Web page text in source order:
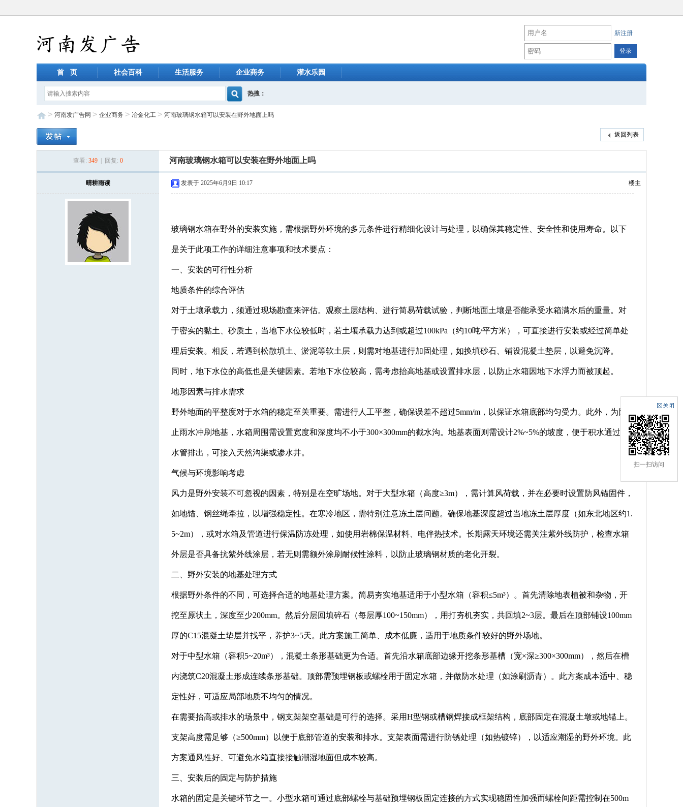
新注册
首 页 社会百科 生活服务 企业商务 灌水乐园
热搜：
> 河南发广告网 > 企业商务 > 冶金化工 > 河南玻璃钢水箱可以安装在野外地面上吗
返回列表
查看: 349| 回复: 0
晴耕雨读
河南玻璃钢水箱可以安装在野外地面上吗
楼主
发表于 2025年6月9日 10:17
玻璃钢水箱在野外的安装实施，需根据野外环境的多元条件进行精细化设计与处理，以确保其稳定性、安全性和使用寿命。以下
是关于此项工作的详细注意事项和技术要点：
一、安装的可行性分析
地质条件的综合评估
对于土壤承载力，须通过现场勘查来评估。观察土层结构、进行简易荷载试验，判断地面土壤是否能承受水箱满水后的重量。对
于密实的黏土、砂质土，当地下水位较低时，若土壤承载力达到或超过100kPa（约10吨/平方米），可直接进行安装或经过简单处
理后安装。相反，若遇到松散填土、淤泥等软土层，则需对地基进行加固处理，如换填砂石、铺设混凝土垫层，以避免沉降。
同时，地下水位的高低也是关键因素。若地下水位较高，需考虑抬高地基或设置排水层，以防止水箱因地下水浮力而被顶起。
地形因素与排水需求
野外地面的平整度对于水箱的稳定至关重要。需进行人工平整，确保误差不超过5mm/m，以保证水箱底部均匀受力。此外，为防
止雨水冲刷地基，水箱周围需设置宽度和深度均不小于300×300mm的截水沟。地基表面则需设计2%~5%的坡度，便于积水通过排
水管排出，可接入天然沟渠或渗水井。
气候与环境影响考虑
风力是野外安装不可忽视的因素，特别是在空旷场地。对于大型水箱（高度≥3m），需计算风荷载，并在必要时设置防风锚固件，
如地锚、钢丝绳牵拉，以增强稳定性。在寒冷地区，需特别注意冻土层问题。确保地基深度超过当地冻土层厚度（如东北地区约1.
5~2m），或对水箱及管道进行保温防冻处理，如使用岩棉保温材料、电伴热技术。长期露天环境还需关注紫外线防护，检查水箱
外层是否具备抗紫外线涂层，若无则需额外涂刷耐候性涂料，以防止玻璃钢材质的老化开裂。
二、野外安装的地基处理方式
根据野外条件的不同，可选择合适的地基处理方案。简易夯实地基适用于小型水箱（容积≤5m³）。首先清除地表植被和杂物，开
挖至原状土，深度至少200mm。然后分层回填碎石（每层厚100~150mm），用打夯机夯实，共回填2~3层。最后在顶部铺设100mm
厚的C15混凝土垫层并找平，养护3~5天。此方案施工简单、成本低廉，适用于地质条件较好的野外场地。
对于中型水箱（容积5~20m³），混凝土条形基础更为合适。首先沿水箱底部边缘开挖条形基槽（宽×深≥300×300mm），然后在槽
内浇筑C20混凝土形成连续条形基础。顶部需预埋钢板或螺栓用于固定水箱，并做防水处理（如涂刷沥青）。此方案成本适中、稳
定性好，可适应局部地质不均匀的情况。
在需要抬高或排水的场景中，钢支架架空基础是可行的选择。采用H型钢或槽钢焊接成框架结构，底部固定在混凝土墩或地锚上。
支架高度需足够（≥500mm）以便于底部管道的安装和排水。支架表面需进行防锈处理（如热镀锌），以适应潮湿的野外环境。此
方案通风性好、可避免水箱直接接触潮湿地面但成本较高。
三、安装后的固定与防护措施
水箱的固定是关键环节之一。小型水箱可通过底部螺栓与基础预埋钢板固定连接的方式实现稳固性加强而螺栓间距需控制在500m
扫一扫访问